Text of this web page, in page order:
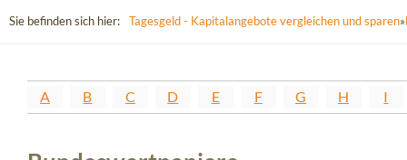
Sie befinden sich hier: Tagesgeld - Kapitalangebote vergleichen und sparen»
A B C D E F G H I